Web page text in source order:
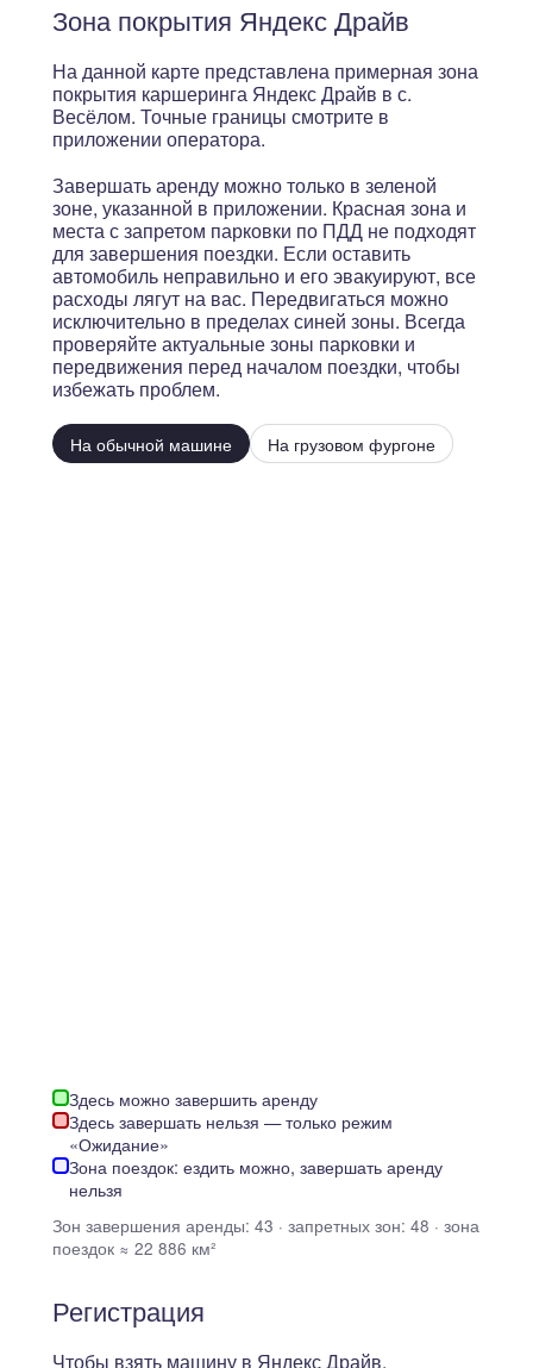
Зона покрытия Яндекс Драйв
На данной карте представлена примерная зона
покрытия каршеринга Яндекс Драйв в с.
Весёлом. Точные границы смотрите в
приложении оператора.
Завершать аренду можно только в зеленой
зоне, указанной в приложении. Красная зона и
места с запретом парковки по ПДД не подходят
для завершения поездки. Если оставить
автомобиль неправильно и его эвакуируют, все
расходы лягут на вас. Передвигаться можно
исключительно в пределах синей зоны. Всегда
проверяйте актуальные зоны парковки и
передвижения перед началом поездки, чтобы
избежать проблем.
На обычной машине На грузовом фургоне
Здесь можно завершить аренду
Здесь завершать нельзя — только режим
«Ожидание»
Зона поездок: ездить можно, завершать аренду
нельзя
Зон завершения аренды: 43 · запретных зон: 48 · зона
поездок ≈ 22 886 км²
Регистрация
Чтобы взять машину в Яндекс Драйв,